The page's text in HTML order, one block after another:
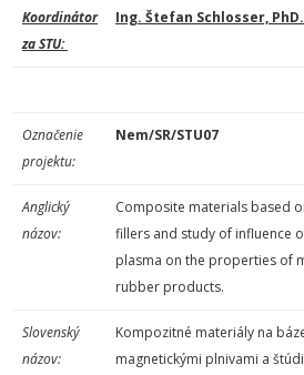
Koordinátor
za STU:
Ing. Štefan Schlosser, PhD.
Označenie
projektu:
Nem/SR/STU07
Anglický
názov:
Composite materials based
fillers and study of influence
plasma on the properties of
rubber products.
Slovenský
názov:
Kompozitné materiály na
magnetickými plnivami a